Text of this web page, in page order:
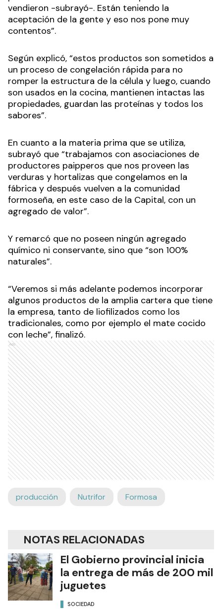
vendieron -subrayó-. Están teniendo la
aceptación de la gente y eso nos pone muy
contentos”.
Según explicó, “estos productos son sometidos a
un proceso de congelación rápida para no
romper la estructura de la célula y luego, cuando
son usados en la cocina, mantienen intactas las
propiedades, guardan las proteínas y todos los
sabores”.
En cuanto a la materia prima que se utiliza,
subrayó que “trabajamos con asociaciones de
productores paipperos que nos proveen las
verduras y hortalizas que congelamos en la
fábrica y después vuelven a la comunidad
formoseña, en este caso de la Capital, con un
agregado de valor”.
Y remarcó que no poseen ningún agregado
químico ni conservante, sino que “son 100%
naturales”.
“Veremos si más adelante podemos incorporar
algunos productos de la amplia cartera que tiene
la empresa, tanto de liofilizados como los
tradicionales, como por ejemplo el mate cocido
con leche”, finalizó.
Ads
producción Nutrifor Formosa
NOTAS RELACIONADAS
El Gobierno provincial inicia
la entrega de más de 200 mil
juguetes
SOCIEDAD